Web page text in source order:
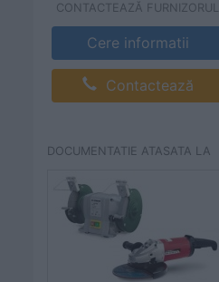
CONTACTEAZĂ FURNIZORUL
Cere informatii
Contactează
DOCUMENTATIE ATASATA LA